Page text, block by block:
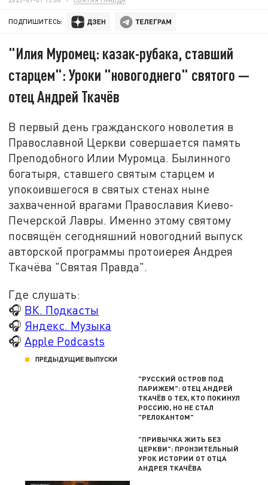
ПОДПИШИТЕСЬ:
"Илия Муромец: казак-рубака, ставший
старцем": Уроки "новогоднего" святого —
отец Андрей Ткачёв
В первый день гражданского новолетия в
Православной Церкви совершается память
Преподобного Илии Муромца. Былинного
богатыря, ставшего святым старцем и
упокоившегося в святых стенах ныне
захваченной врагами Православия Киево-
Печерской Лавры. Именно этому святому
посвящён сегодняшний новогодний выпуск
авторской программы протоиерея Андрея
Ткачёва "Святая Правда".
Где слушать:
🎧 ВК. Подкасты
🎧 Яндекс. Музыка
🎧 Apple Podcasts
ПРЕДЫДУЩИЕ ВЫПУСКИ
"РУССКИЙ ОСТРОВ ПОД
ПАРИЖЕМ": ОТЕЦ АНДРЕЙ
ТКАЧЁВ О ТЕХ, КТО ПОКИНУЛ
РОССИЮ, НО НЕ СТАЛ
"РЕЛОКАНТОМ"
"ПРИВЫЧКА ЖИТЬ БЕЗ
ЦЕРКВИ": ПРОНЗИТЕЛЬНЫЙ
УРОК ИСТОРИИ ОТ ОТЦА
АНДРЕЯ ТКАЧЁВА